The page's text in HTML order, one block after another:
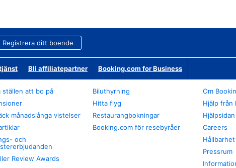
Registrera ditt boende
Bli affiliatepartner Booking.com for Business
ställen att bo på
månadslånga vistelser
och
Review Awards
Biluthyrning
Hitta flyg
Restaurangbokningar
Booking.com för resebyråer
Om
Hjälp från
Careers
Hållbarhet
Pressrum